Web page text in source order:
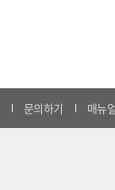
문의하기 매뉴